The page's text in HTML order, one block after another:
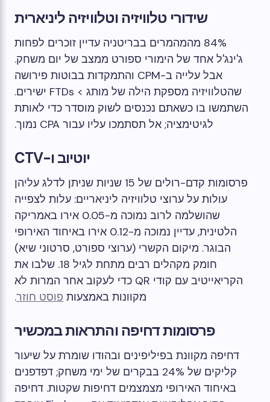
שידורי טלוויזיה וטלוויזיה ליניארית
84% מהמהמרים בבריטניה עדיין זוכרים לפחות
ג'ינג'ל אחד של הימורי ספורט ממצב של יום משחק.
אבל עלייה ב-CPM והתמקדות בבוטות פירושה
שהטלוויזיה מספקת הילה של מותג > FTDs ישירים.
השתמשו בו כשאתם נכנסים לשוק מוסדר כדי לאותת
לגיטימציה; אל תסתמכו עליו עבור CPA נמוך.
יוטיוב ו-CTV
פרסומות קדם-רולים של 15 שניות שניתן לדלג עליהן
עולות על ערוצי טלוויזיה ליניאריים: עלות לצפייה
שהושלמה לרוב נמוכה מ-0.05 אירו באמריקה
הלטינית, עדיין נמוכה מ-0.12 אירו באיחוד האירופי
הבוגר. מיקום הקשרי (ערוצי ספורט, סרטוני שיא)
חומק מקהלים רבים מתחת לגיל 18. שלבו את
הקריאייטיב עם קודי QR כדי לעקוב אחר המרות לא
מקוונות באמצעות פוסט חוזר.
פרסומות דחיפה והתראות במכשיר
דחיפה מקוונת בפיליפינים ובהודו שומרת על שיעור
קליקים של 24% בבקרים של ימי משחק; דפדפנים
באיחוד האירופי מצמצמים דחיפות שקטות. דחיפה